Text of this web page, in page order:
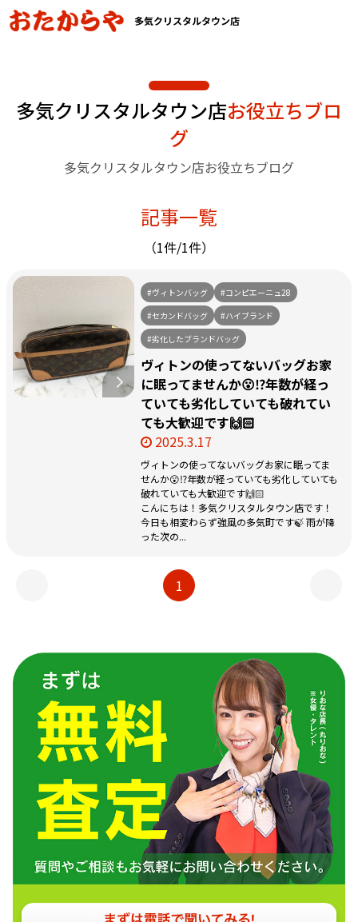
多気クリスタルタウン店
多気クリスタルタウン店お役立ちブロ
グ
多気クリスタルタウン店お役立ちブログ
記事一覧
（1件/1件）
#ヴィトンバッグ
#コンピエーニュ28
#セカンドバッグ
#ハイブランド
#劣化したブランドバッグ
ヴィトンの使ってないバッグお家
に眠ってませんか😮⁉️年数が経っ
ていても劣化していても破れてい
ても大歓迎です🙌🏻
2025.3.17
ヴィトンの使ってないバッグお家に眠ってま
せんか😮⁉️年数が経っていても劣化していても
破れていても大歓迎です🙌🏻
こんにちは！多気クリスタルタウン店です！
今日も相変わらず強風の多気町です🍃 雨が降
った次の...
1